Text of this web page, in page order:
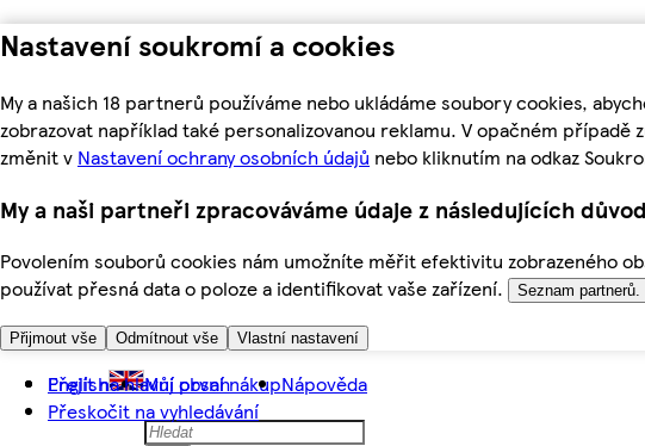
Nastavení soukromí a cookies
My a našich 18 partnerů používáme nebo ukládáme soubory cookies,
zobrazovat například také personalizovanou reklamu. V opačném
změnit v Nastavení ochrany osobních údajů nebo kliknutím na odkaz
My a naši partneři zpracováváme údaje z následujících
Povolením souborů cookies nám umožníte měřit efektivitu zobrazeného
používat přesná data o poloze a identifikovat vaše zařízení.
Seznam partnerů.
Přijmout vše Odmítnout vše Vlastní nastavení
Přejít na hlavní obsah
Přeskočit na vyhledávání
English Můj první nákupNápověda